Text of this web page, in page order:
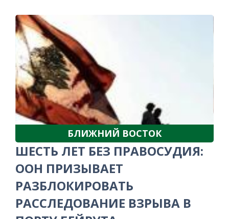
БЛИЖНИЙ ВОСТОК
ШЕСТЬ ЛЕТ БЕЗ ПРАВОСУДИЯ:
ООН ПРИЗЫВАЕТ
РАЗБЛОКИРОВАТЬ
РАССЛЕДОВАНИЕ ВЗРЫВА В